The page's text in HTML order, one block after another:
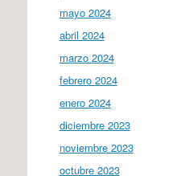
mayo 2024
abril 2024
marzo 2024
febrero 2024
enero 2024
diciembre 2023
noviembre 2023
octubre 2023